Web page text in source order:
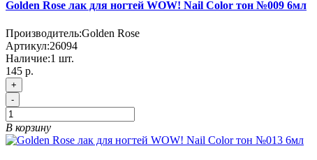
Golden Rose лак для ногтей WOW! Nail Color тон №009 6мл
Производитель:Golden Rose
Артикул:26094
Наличие:1 шт.
145 р.
+
-
В корзину